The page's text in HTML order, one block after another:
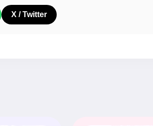
X / Twitter